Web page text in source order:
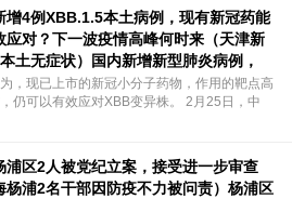
增4例XBB.1.5本土病例，现有新冠药能
应对？下一波疫情高峰何时来（天津新
土无症状）国内新增新型肺炎病例，
，现已上市的新冠小分子药物，作用的靶点高
仍可以有效应对XBB变异株。 2月25日，中
浦区2人被党纪立案，接受进一步审查
杨浦2名干部因防疫不力被问责）杨浦区